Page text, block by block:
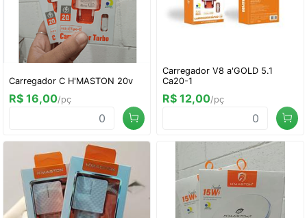
Carregador C H'MASTON 20v
R$ 16,00/pç
Carregador V8 a'GOLD 5.1
Ca20-1
R$ 12,00/pç